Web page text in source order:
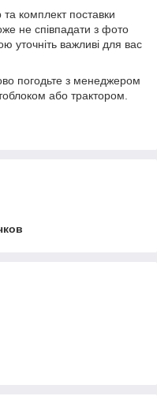
та комплект поставки
не співпадати з фото
уточніть важливі для вас
погодьте з менеджером
або трактором.